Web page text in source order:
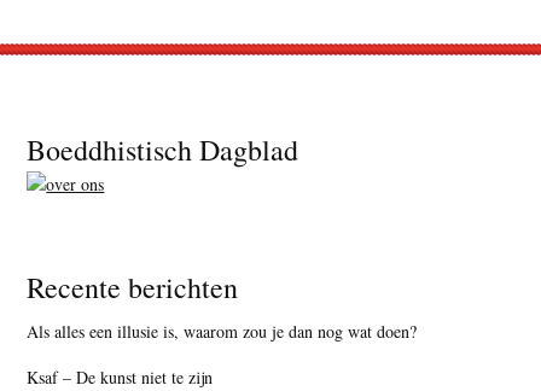
Footer
Boeddhistisch Dagblad
Recente berichten
Als alles een illusie is, waarom zou je dan nog wat doen?
Ksaf – De kunst niet te zijn